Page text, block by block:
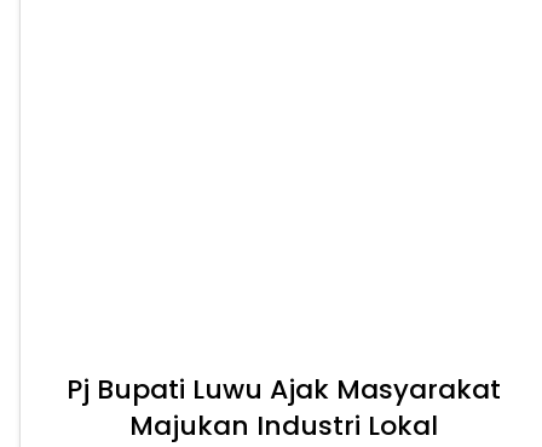
Pj Bupati Luwu Ajak Masyarakat
Majukan Industri Lokal